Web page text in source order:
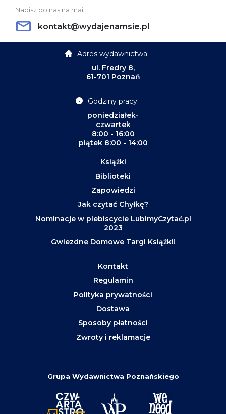
Napisz do nas na mail:
kontakt@wydajenamsie.pl
Adres wydawnictwa:
ul. Fredry 8,
61-701 Poznań
Godziny pracy:
poniedziałek-
czwartek
8:00 - 16:00
piątek 8:00 - 14:00
Książki
Biblioteki
Zapowiedzi
Jak czytać Chyłkę?
Nominacje w plebiscycie LubimyCzytać.pl
2023
Gwiezdne Domowe Targi Książki!
Kontakt
Regulamin
Polityka prywatności
Dostawa
Sposoby płatności
Zwroty i reklamacje
Grupa Wydawnictwa Poznańskiego